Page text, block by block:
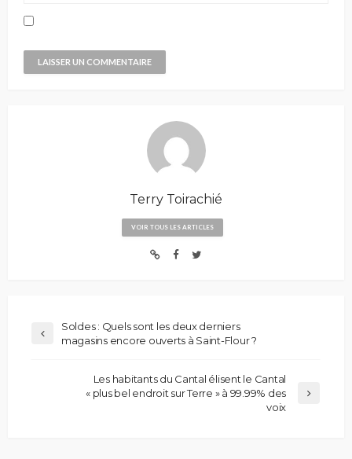
Terry Toirachié
VOIR TOUS LES ARTICLES
Soldes : Quels sont les deux derniers
magasins encore ouverts à Saint-Flour ?
Les habitants du Cantal élisent le Cantal
« plus bel endroit sur Terre » à 99.99% des
voix